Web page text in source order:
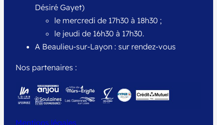
Désiré Gayet)
le mercredi de 17h30 à 18h30 ;
le jeudi de 16h30 à 17h30.
A Beaulieu-sur-Layon : sur rendez-vous
Nos partenaires :
Mentions légales